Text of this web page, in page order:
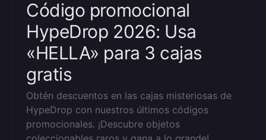
Código promocional
HypeDrop 2026: Usa
«HELLA» para 3 cajas
gratis
Obtén descuentos en las cajas misteriosas de
HypeDrop con nuestros últimos códigos
promocionales. ¡Descubre objetos